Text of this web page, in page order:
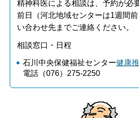
精神科医による相談は、予約が必
前日（河北地域センターは1週間
い合わせ先までご連絡ください。
相談窓口・日程
石川中央保健福祉センター健康
電話（076）275-2250